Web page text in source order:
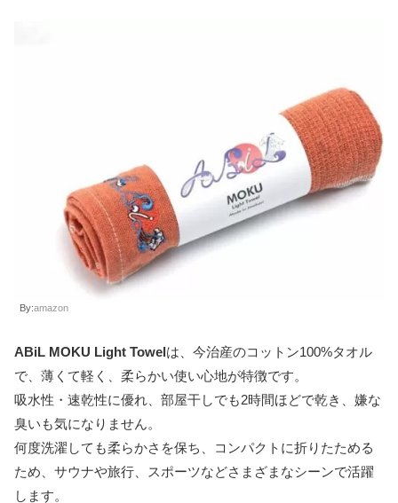
By:amazon
ABiL MOKU Light Towelは、今治産のコットン100%タオル
で、薄くて軽く、柔らかい使い心地が特徴です。
吸水性・速乾性に優れ、部屋干しでも2時間ほどで乾き、嫌な
臭いも気になりません。
何度洗濯しても柔らかさを保ち、コンパクトに折りたためる
ため、サウナや旅行、スポーツなどさまざまなシーンで活躍
します。